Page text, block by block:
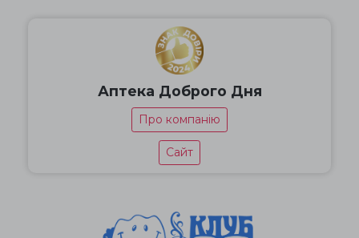
Аптека Доброго Дня
Про компанію
Сайт